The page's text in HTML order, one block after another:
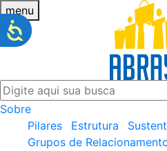
menu
Sobre
Pilares
Estrutura
Grupos de